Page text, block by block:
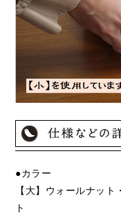
●カラー
【大】ウォールナッ
ト